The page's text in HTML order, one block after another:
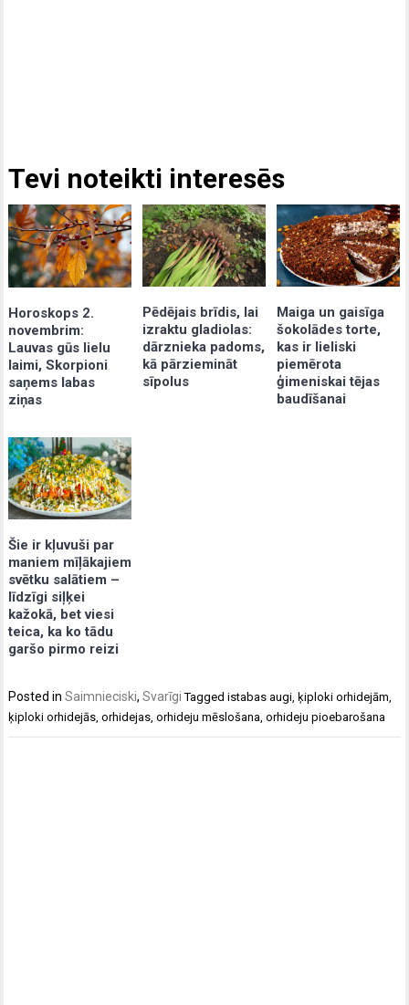
Tevi noteikti interesēs
Horoskops 2.
novembrim:
Lauvas gūs lielu
laimi, Skorpioni
saņems labas
ziņas
Pēdējais brīdis, lai
izraktu gladiolas:
dārznieka padoms,
kā pārziemināt
sīpolus
Maiga un gaisīga
šokolādes torte,
kas ir lieliski
piemērota
ģimeniskai tējas
baudīšanai
Šie ir kļuvuši par
maniem mīļākajiem
svētku salātiem –
līdzīgi siļķei
kažokā, bet viesi
teica, ka ko tādu
garšo pirmo reizi
Posted inSaimnieciski,Svarīgi Taggedistabas augi ,ķiploki orhidejām
ķiploki orhidejās ,orhidejas ,orhideju mēslošana ,orhideju pioebarošana